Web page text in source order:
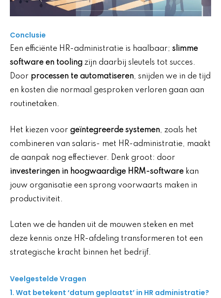
Conclusie
Een efficiënte HR-administratie is haalbaar; slimme
software en tooling zijn daarbij sleutels tot succes.
Door processen te automatiseren, snijden we in de tijd
en kosten die normaal gesproken verloren gaan aan
routinetaken.
Het kiezen voor geïntegreerde systemen, zoals het
combineren van salaris- met HR-administratie, maakt
de aanpak nog effectiever. Denk groot: door
investeringen in hoogwaardige HRM-software kan
jouw organisatie een sprong voorwaarts maken in
productiviteit.
Laten we de handen uit de mouwen steken en met
deze kennis onze HR-afdeling transformeren tot een
strategische kracht binnen het bedrijf.
Veelgestelde Vragen
1. Wat betekent ‘datum geplaatst’ in HR administratie?